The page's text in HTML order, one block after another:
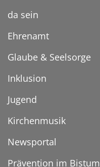
da sein
Ehrenamt
Glaube & Seelsorge
Inklusion
Jugend
Kirchenmusik
Newsportal
Prävention im Bistum